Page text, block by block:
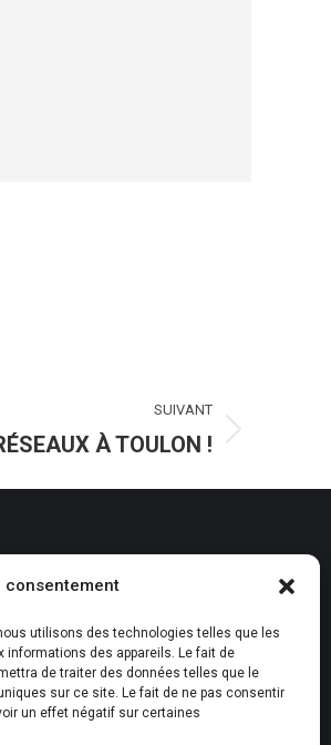
consentement
utilisons des technologies telles que les
des appareils. Le fait de
de traiter des données telles que le
sur ce site. Le fait de ne pas consentir
un effet négatif sur certaines
SUIVANT
À TOULON !
Devenez franchisé
Recrutement
Nous contacter